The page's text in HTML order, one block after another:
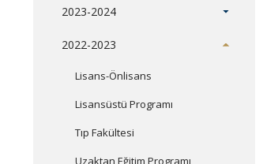
2023-2024
2022-2023
Lisans-Önlisans
Lisansüstü Programı
Tıp Fakültesi
Uzaktan Eğitim Programı